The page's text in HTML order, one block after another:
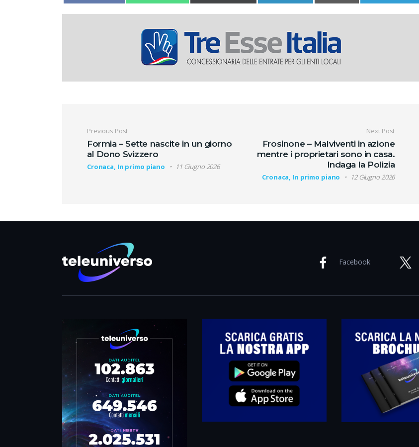
Navigazione articoli
Previous Post
Formia – Sette nascite in un giorno
al Dono Svizzero
Cronaca, In primo piano 11 Giugno 2026
Next Post
Frosinone – Malviventi in azione
mentre i proprietari sono in casa.
Indaga la Polizia
Cronaca, In primo piano 12 Giugno 2026
Facebook